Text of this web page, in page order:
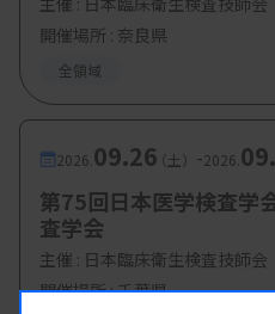
開催場所 : 奈良県
全領域
2026. 09.26（土） -2026.
第75回日本医学検査学
査学会
主催 : 日本臨床衛生検査技師会
開催場所 : 千葉県